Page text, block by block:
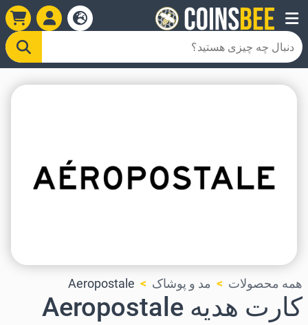
همه محصولات مد و پوشاک Aeropostale
کارت هدیه Aeropostale